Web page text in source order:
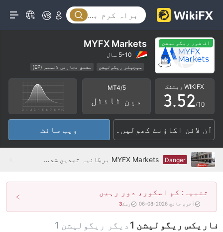
آف شور ریگولیشن MYFX Markets
5-10 سال
سیچیلز ریگولیشن
مشتق تجارتی لائسنس (EP)
مین ٹائٹل MT5
عالمی کاروبار
اعلیٰ سطح کے خطرات
WIKIFX ریٹنگ
0
1
2
3
4
5
6
7
8
9
.
1
2
3
4
5
6
7
8
9
0
1
2
3
4
5
6
7
8
/10
MT4/5
مین ٹائٹل
آن لائن اکاؤنٹ کھولیں۔ ویب سائٹ
Danger MYFX Markets برطانیہ تصدیق شدہ: جسمانی موجودگی نہیں ملی
تنبیہ: کم اسکور، دور رہیں
آخری جانچ 2026-08-06 رسک3
فاریکس ریگولیشن 1 دیگر ریگولیشن 1